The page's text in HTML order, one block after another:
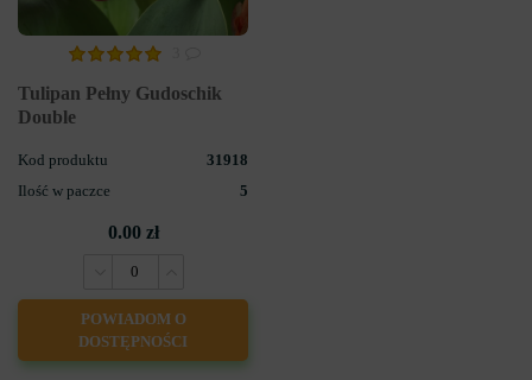
Tulipan Pełny Gudoschik
Double
Kod produktu
31918
Ilość w paczce
5
0.00 zł
POWIADOM O
DOSTĘPNOŚCI